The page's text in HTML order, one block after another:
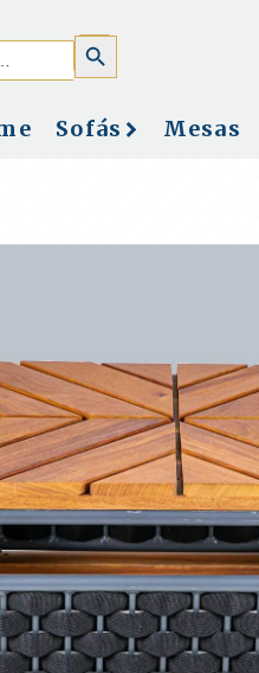
SEARCH
BUTTON
Sofás Mesas